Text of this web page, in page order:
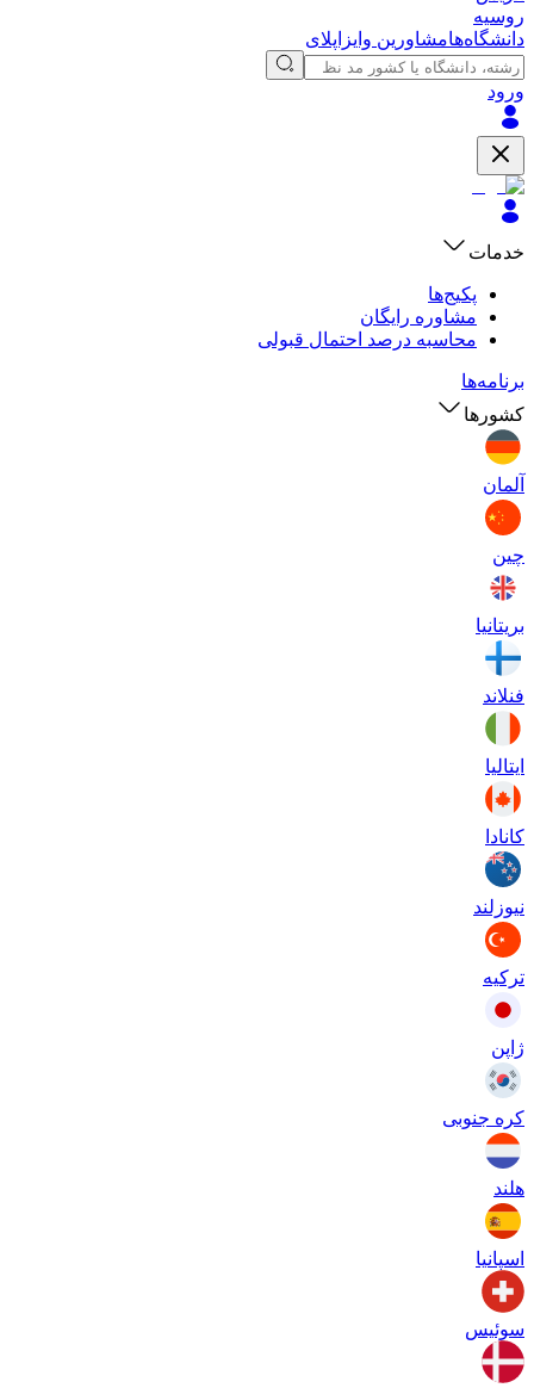
روسیه
دانشگاه‌هامشاورین وایزاپلای
ورود
خدمات
پکیج‌ها
مشاوره رایگان
محاسبه درصد احتمال قبولی
برنامه‌ها
کشورها
آلمان
چین
بریتانیا
فنلاند
ایتالیا
کانادا
نیوزلند
ترکیه
ژاپن
کره جنوبی
هلند
اسپانیا
سوئیس